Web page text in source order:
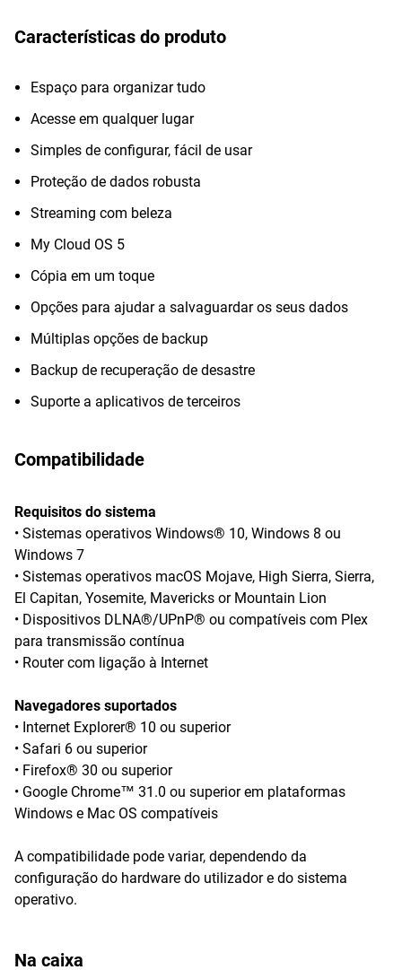
Características do produto
Espaço para organizar tudo
Acesse em qualquer lugar
Simples de configurar, fácil de usar
Proteção de dados robusta
Streaming com beleza
My Cloud OS 5
Cópia em um toque
Opções para ajudar a salvaguardar os seus dados
Múltiplas opções de backup
Backup de recuperação de desastre
Suporte a aplicativos de terceiros
Compatibilidade
Requisitos do sistema
• Sistemas operativos Windows® 10, Windows 8 ou
Windows 7
• Sistemas operativos macOS Mojave, High Sierra, Sierra,
El Capitan, Yosemite, Mavericks or Mountain Lion
• Dispositivos DLNA®/UPnP® ou compatíveis com Plex
para transmissão contínua
• Router com ligação à Internet
Navegadores suportados
• Internet Explorer® 10 ou superior
• Safari 6 ou superior
• Firefox® 30 ou superior
• Google Chrome™ 31.0 ou superior em plataformas
Windows e Mac OS compatíveis
A compatibilidade pode variar, dependendo da
configuração do hardware do utilizador e do sistema
operativo.
Na caixa